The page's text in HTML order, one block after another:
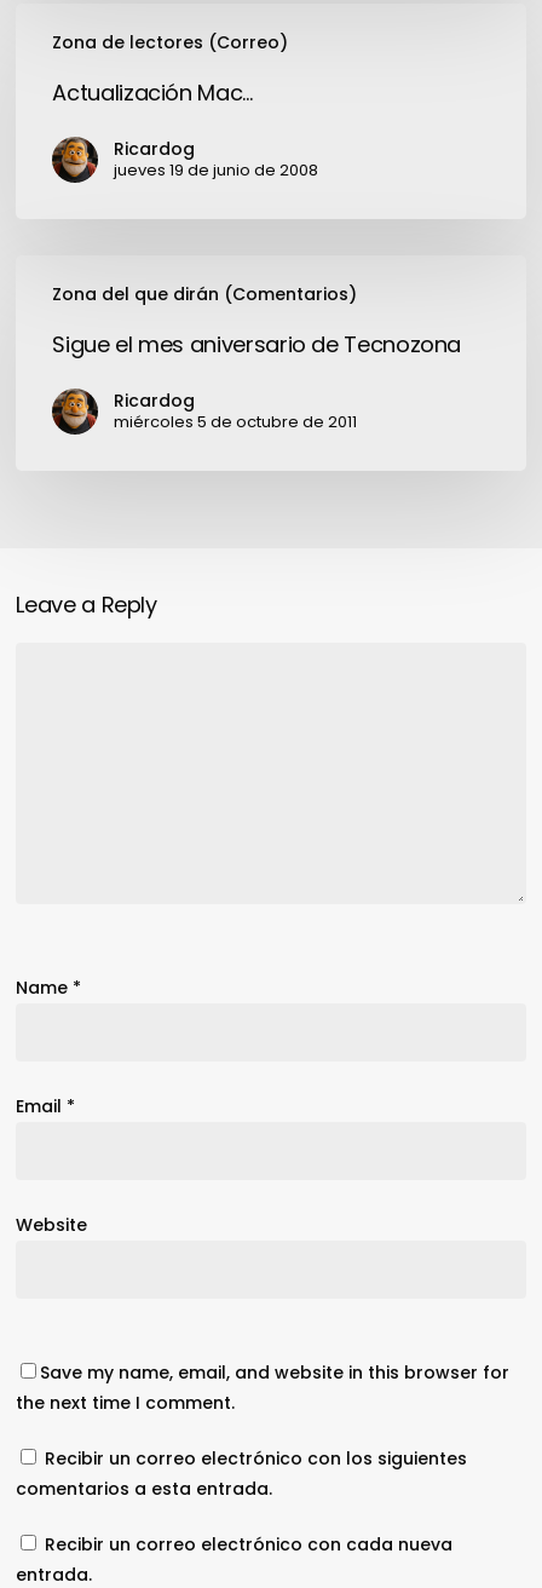
Zona de lectores (Correo)
Mac…
Actualización Mac…
Ricardog
jueves 19 de junio de 2008
Zona del que dirán (Comentarios)
aniversario
Tecnozona
Sigue el mes aniversario de Tecnozona
Ricardog
miércoles 5 de octubre de 2011
Leave a Reply
Name *
Email *
Website
Save my name, email, and website in this browser for
the next time I comment.
Recibir un correo electrónico con los siguientes
comentarios a esta entrada.
Recibir un correo electrónico con cada nueva
entrada.